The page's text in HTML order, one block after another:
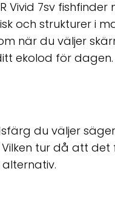
Vivid 7sv
och strukturer i
när du väljer
ekolod för dagen.
du väljer
Vilken tur då att det